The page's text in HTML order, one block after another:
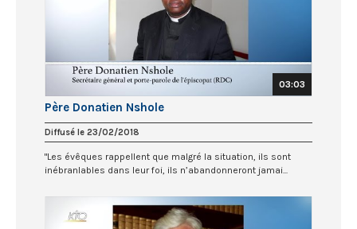
03:03
Père Donatien Nshole
Diffusé le 23/02/2018
"Les évêques rappellent que malgré la situation, ils sont
inébranlables dans leur foi, ils n’abandonneront jamai...